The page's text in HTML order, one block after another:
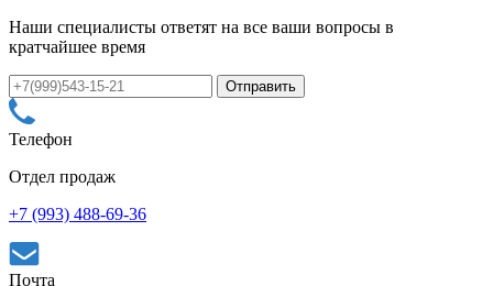
Наши специалисты ответят на все ваши вопросы в
кратчайшее время
Телефон
Отдел продаж
+7 (993) 488-69-36
Почта